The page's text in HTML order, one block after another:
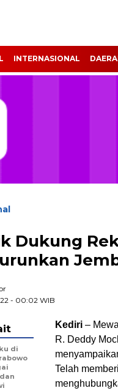
INTERNASIONAL
Dukung
- 00:02 WIB
Kediri –
R. Deddy
Telah
di